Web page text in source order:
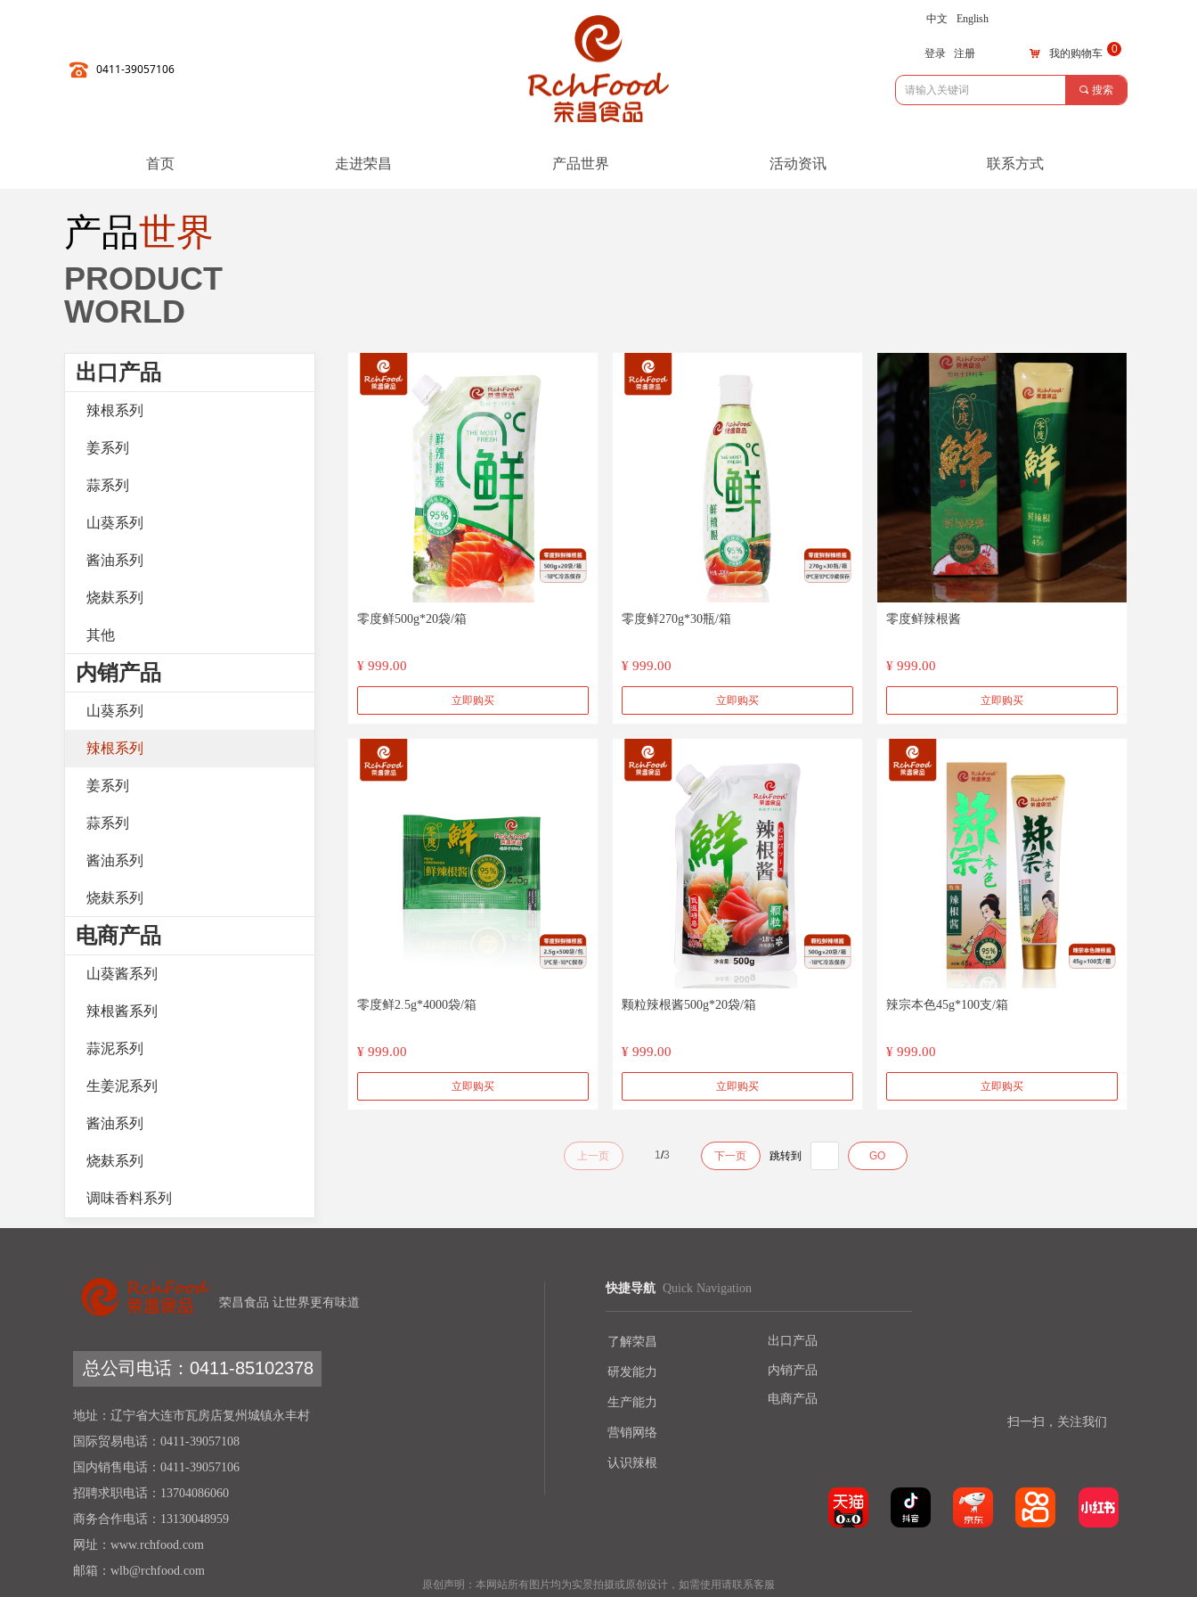
首页 走进荣昌 产品世界 活动资讯 联系方式
0411-39057106
끠 搜索
中文 English
낙 我的购物车 0
登录 注册
PRODUCT
WORLD
产品世界
零度鲜500g*20袋/箱
¥ 999.00
立即购买
零度鲜270g*30瓶/箱
¥ 999.00
立即购买
零度鲜辣根酱
¥ 999.00
立即购买
零度鲜2.5g*4000袋/箱
¥ 999.00
立即购买
颗粒辣根酱500g*20袋/箱
¥ 999.00
立即购买
辣宗本色45g*100支/箱
¥ 999.00
立即购买
上一页 1/3 下一页 跳转到 GO
出口产品
辣根系列
姜系列
蒜系列
山葵系列
酱油系列
烧麸系列
其他
内销产品
山葵系列
辣根系列
姜系列
蒜系列
酱油系列
烧麸系列
电商产品
山葵酱系列
辣根酱系列
蒜泥系列
生姜泥系列
酱油系列
烧麸系列
调味香料系列
荣昌食品 让世界更有味道
总公司电话：0411-85102378
地址：辽宁省大连市瓦房店复州城镇永丰村
国际贸易电话：0411-39057108
国内销售电话：0411-39057106
招聘求职电话：13704086060
商务合作电话：13130048959
网址：www.rchfood.com
邮箱：wlb@rchfood.com
快捷导航 Quick Navigation
了解荣昌
研发能力
生产能力
营销网络
认识辣根
出口产品
内销产品
电商产品
扫一扫，关注我们
原创声明：本网站所有图片均为实景拍摄或原创设计，如需使用请联系客服